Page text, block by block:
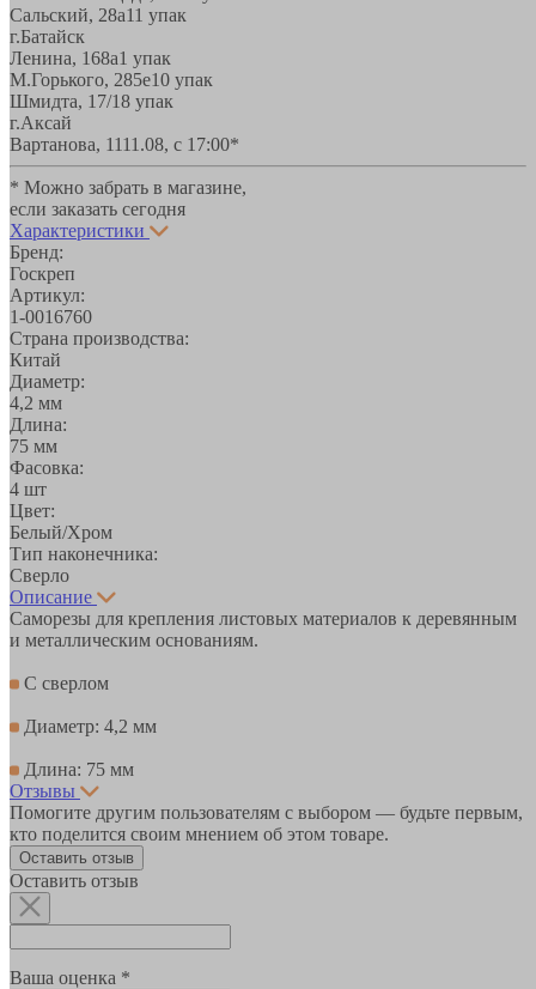
Сальский, 28a11 упак
г.Батайск
Ленина, 168а1 упак
М.Горького, 285е10 упак
Шмидта, 17/18 упак
г.Аксай
Вартанова, 1111.08, с 17:00*
* Можно забрать в магазине,
если заказать сегодня
Характеристики
Бренд:
Госкреп
Артикул:
1-0016760
Страна производства:
Китай
Диаметр:
4,2 мм
Длина:
75 мм
Фасовка:
4 шт
Цвет:
Белый/Хром
Тип наконечника:
Сверло
Описание
Саморезы для крепления листовых материалов к деревянным
и металлическим основаниям.
С сверлом
Диаметр: 4,2 мм
Длина: 75 мм
Отзывы
Помогите другим пользователям с выбором — будьте первым,
кто поделится своим мнением об этом товаре.
Оставить отзыв
Оставить отзыв
Ваша оценка *